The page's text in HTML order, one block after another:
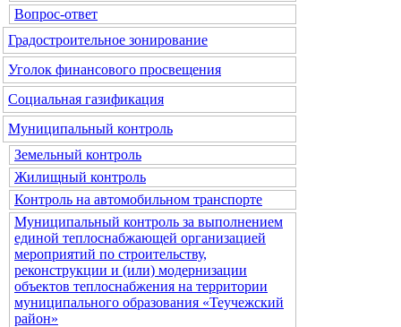
Вопрос-ответ
Градостроительное зонирование
Уголок финансового просвещения
Социальная газификация
Муниципальный контроль
Земельный контроль
Жилищный контроль
Контроль на автомобильном транспорте
Муниципальный контроль за выполнением
единой теплоснабжающей организацией
мероприятий по строительству,
реконструкции и (или) модернизации
объектов теплоснабжения на территории
муниципального образования «Теучежский
район»